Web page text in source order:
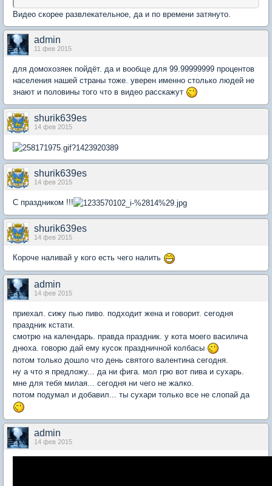
Видео скорее развлекательное, да и по времени затянуто.
admin
11 фев 2015
для домохозяек пойдёт. да и вообще для 99.99999999 процентов
населения нашей страны тоже. уверен именно столько людей не
знают и половины того что в видео расскажут
shurik639es
14 фев 2015
shurik639es
14 фев 2015
С праздником !!!
shurik639es
14 фев 2015
Короче наливай у кого есть чего налить
admin
14 фев 2015
приехал. сижу пью пиво. подходит жена и говорит. сегодня
праздник кстати.
смотрю на календарь. правда праздник. у кота моего василича
днюха. говорю дай ему кусок праздничной колбасы
потом только дошло что день святого валентина сегодня.
ну а что я предложу... да ни фига. мол грю вот пива и сухарь.
мне для тебя милая... сегодня ни чего не жалко.
потом подумал и добавил... ты сухари только все не слопай да
admin
14 фев 2015